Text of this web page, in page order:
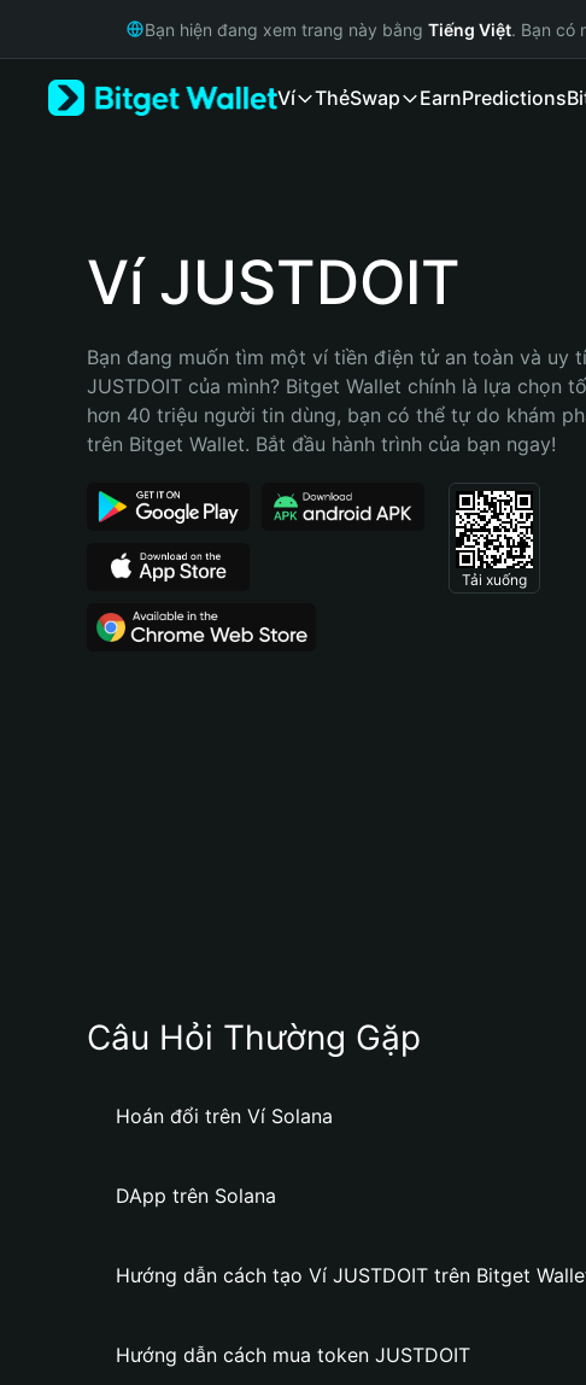
Русский
Bahasa Indonesia
Português (Brasil)
Bạn hiện đang xem trang này bằng Tiếng Việt. Bạn có
Ví ThẻSwap EarnPredictions
Ví JUSTDOIT
Bạn đang muốn tìm một ví tiền điện tử an toàn và uy
JUSTDOIT của mình? Bitget Wallet chính là lựa chọn
hơn 40 triệu người tin dùng, bạn có thể tự do khám
trên Bitget Wallet. Bắt đầu hành trình của bạn ngay!
Tải xuống
Câu Hỏi Thường Gặp
Hoán đổi trên Ví Solana
DApp trên Solana
Hướng dẫn cách tạo Ví JUSTDOIT trên Bitget
Hướng dẫn cách mua token JUSTDOIT